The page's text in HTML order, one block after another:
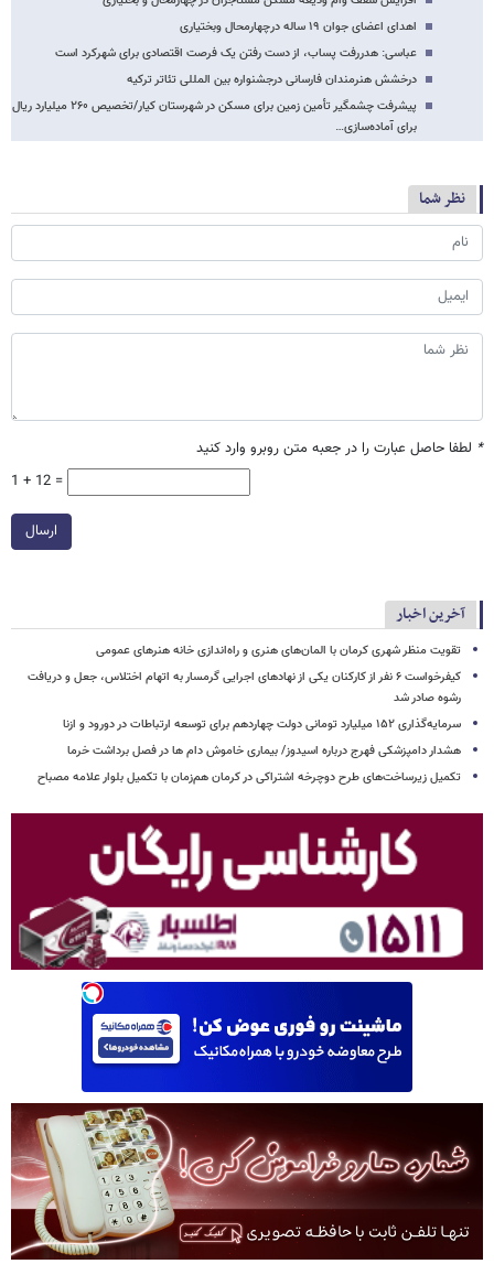
اهدای اعضای جوان ۱۹ ساله درچهارمحال وبختیاری
عباسی: هدررفت پساب، از دست رفتن یک فرصت اقتصادی برای شهرکرد است
درخشش هنرمندان فارسانی درجشنواره بین المللی تئاتر ترکیه
پیشرفت چشمگیر تأمین زمین برای مسکن در شهرستان کیار/تخصیص ۲۶۰ میلیارد ریال
برای آماده‌سازی…
نظر شما
* لطفا حاصل عبارت را در جعبه متن روبرو وارد کنید
1 + 12 =
ارسال
آخرین اخبار
تقویت منظر شهری کرمان با المان‌های هنری و راه‌اندازی خانه هنرهای عمومی
کیفرخواست ۶ نفر از کارکنان یکی از نهادهای اجرایی گرمسار به اتهام اختلاس، جعل و دریافت
رشوه صادر شد
سرمایه‌گذاری ۱۵۲ میلیارد تومانی دولت چهاردهم برای توسعه ارتباطات در دورود و ازنا
هشدار دامپزشکی فهرج درباره اسیدوز/ بیماری خاموش دام ها در فصل برداشت خرما
تکمیل زیرساخت‌های طرح دوچرخه اشتراکی در کرمان هم‌زمان با تکمیل بلوار علامه مصباح